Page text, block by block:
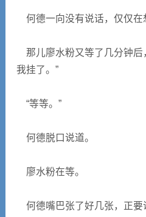
何德一向没有说话，仅仅在
那儿廖水粉又等了几分钟后
我挂了。”
“等等。”
何德脱口说道。
廖水粉在等。
何德嘴巴张了好几张，正要